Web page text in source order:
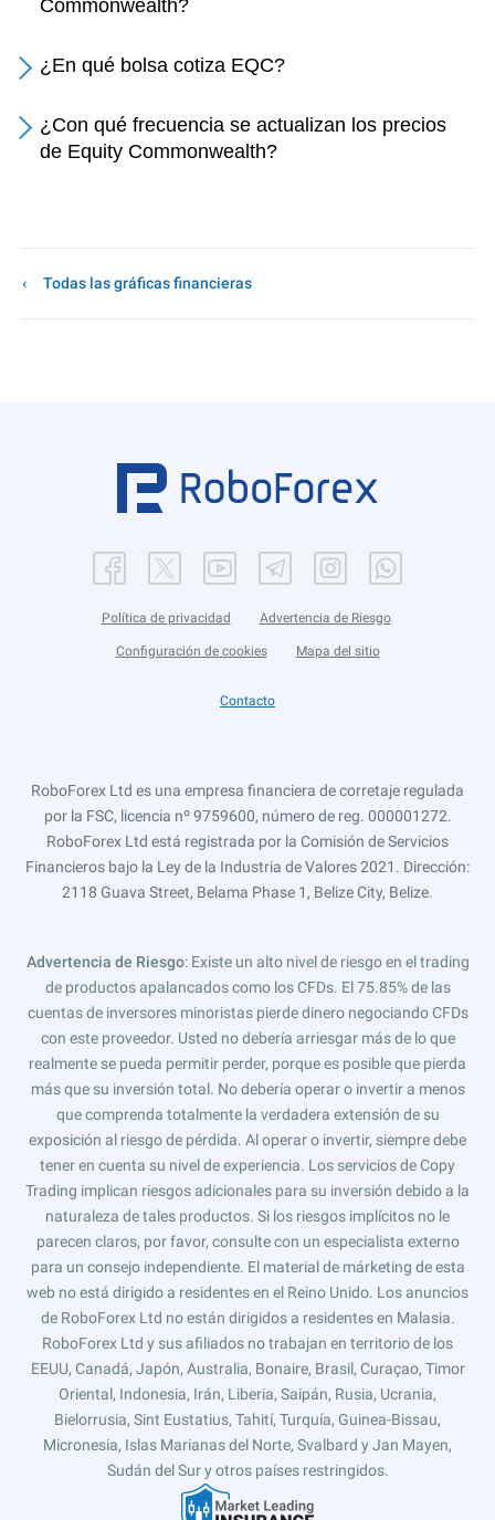
Commonwealth?
¿En qué bolsa cotiza EQC?
¿Con qué frecuencia se actualizan los precios
de Equity Commonwealth?
Todas las gráficas financieras
Política de privacidad Advertencia de Riesgo
Configuración de cookies Mapa del sitio
Contacto
RoboForex Ltd es una empresa financiera de corretaje regulada
por la FSC, licencia nº 9759600, número de reg. 000001272.
RoboForex Ltd está registrada por la Comisión de Servicios
Financieros bajo la Ley de la Industria de Valores 2021. Dirección:
2118 Guava Street, Belama Phase 1, Belize City, Belize.
Advertencia de Riesgo: Existe un alto nivel de riesgo en el trading
de productos apalancados como los CFDs. El 75.85% de las
cuentas de inversores minoristas pierde dinero negociando CFDs
con este proveedor. Usted no debería arriesgar más de lo que
realmente se pueda permitir perder, porque es posible que pierda
más que su inversión total. No debería operar o invertir a menos
que comprenda totalmente la verdadera extensión de su
exposición al riesgo de pérdida. Al operar o invertir, siempre debe
tener en cuenta su nivel de experiencia. Los servicios de Copy
Trading implican riesgos adicionales para su inversión debido a la
naturaleza de tales productos. Si los riesgos implícitos no le
parecen claros, por favor, consulte con un especialista externo
para un consejo independiente. El material de márketing de esta
web no está dirigido a residentes en el Reino Unido. Los anuncios
de RoboForex Ltd no están dirigidos a residentes en Malasia.
RoboForex Ltd y sus afiliados no trabajan en territorio de los
EEUU, Canadá, Japón, Australia, Bonaire, Brasil, Curaçao, Timor
Oriental, Indonesia, Irán, Liberia, Saipán, Rusia, Ucrania,
Bielorrusia, Sint Eustatius, Tahití, Turquía, Guinea-Bissau,
Micronesia, Islas Marianas del Norte, Svalbard y Jan Mayen,
Sudán del Sur y otros países restringidos.